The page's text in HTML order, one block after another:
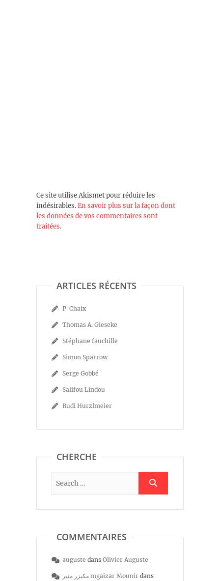
Ce site utilise Akismet pour réduire les
indésirables.En savoir plus sur la façon dont
les données de vos commentaires sont
traitées.
ARTICLES RÉCENTS
P. Chaix
Thomas A. Gieseke
Stéphane fauchille
Simon Sparrow
Serge Gobbé
Salifou Lindou
Rudi Hurzlmeier
CHERCHE
COMMENTAIRES
auguste dans Olivier Auguste
مكيزر منير mgaizar Mounir dans